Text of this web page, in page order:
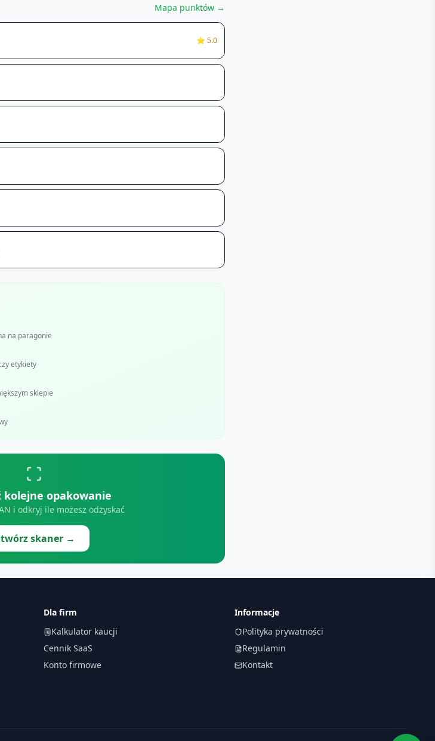
Mapa punktów →
⭐ 5.0
na paragonie
etykiety
sklepie
kolejne opakowanie
i odkryj ile możesz odzyskać
skaner →
Dla firm
Kalkulator kaucji
Cennik SaaS
Konto firmowe
Informacje
Polityka prywatności
Regulamin
Kontakt